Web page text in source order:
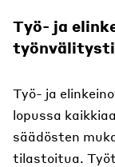
Työ- ja
Työ- ja
lopussa
säädösten
tilastoitua.